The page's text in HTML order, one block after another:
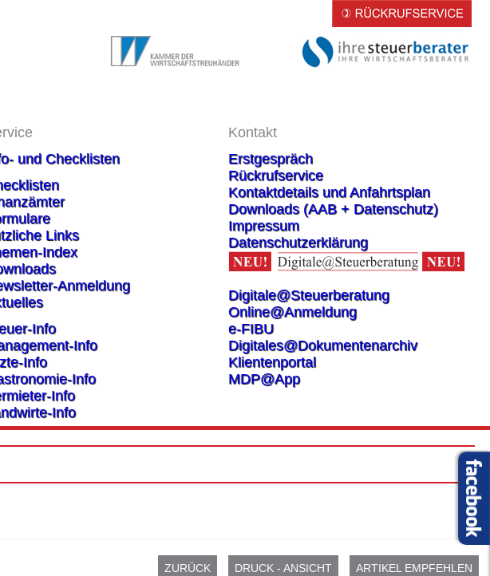
und Checklisten
Links
Index
Anmeldung
Info
Info
Info
Info
Info
Info
Kontakt
Erstgespräch
Rückrufservice
Kontaktdetails und Anfahrtsplan
Downloads (AAB + Datenschutz)
Impressum
Datenschutzerklärung
Digitale@Steuerberatung
Online@Anmeldung
e-FIBU
Digitales@Dokumentenarchiv
Klientenportal
MDP@App
ZURÜCK DRUCK - ANSICHT ARTIKEL EMPFEHLEN